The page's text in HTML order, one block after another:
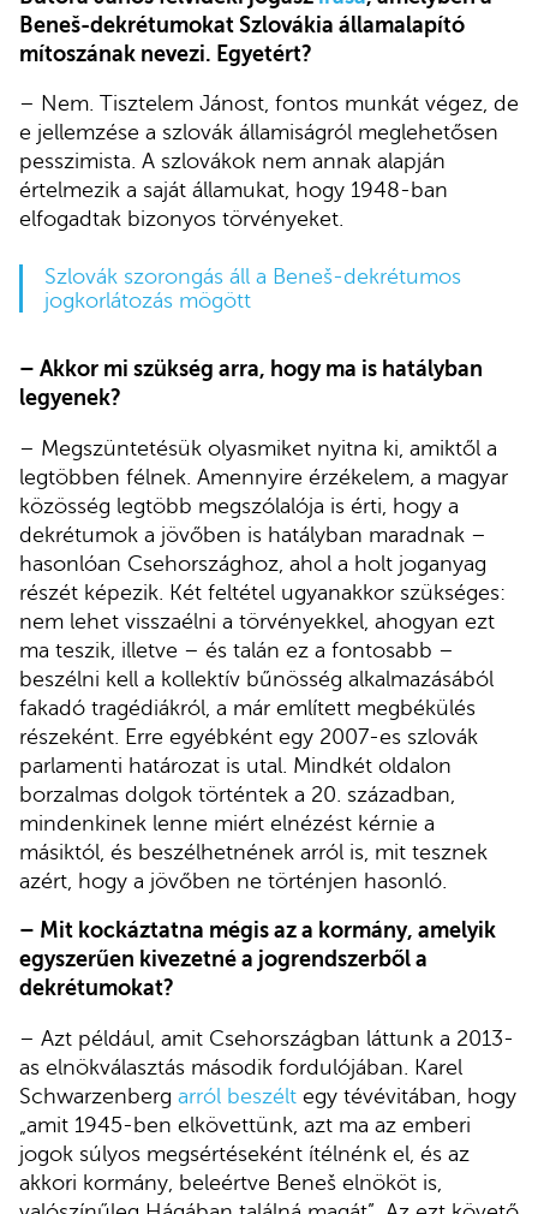
Beneš-dekrétumokat Szlovákia államalapító
mítoszának nevezi. Egyetért?
– Nem. Tisztelem Jánost, fontos munkát végez, de
e jellemzése a szlovák államiságról meglehetősen
pesszimista. A szlovákok nem annak alapján
értelmezik a saját államukat, hogy 1948-ban
elfogadtak bizonyos törvényeket.
Szlovák szorongás áll a Beneš-dekrétumos
jogkorlátozás mögött
– Akkor mi szükség arra, hogy ma is hatályban
legyenek?
– Megszüntetésük olyasmiket nyitna ki, amiktől a
legtöbben félnek. Amennyire érzékelem, a magyar
közösség legtöbb megszólalója is érti, hogy a
dekrétumok a jövőben is hatályban maradnak –
hasonlóan Csehországhoz, ahol a holt joganyag
részét képezik. Két feltétel ugyanakkor szükséges:
nem lehet visszaélni a törvényekkel, ahogyan ezt
ma teszik, illetve – és talán ez a fontosabb –
beszélni kell a kollektív bűnösség alkalmazásából
fakadó tragédiákról, a már említett megbékülés
részeként. Erre egyébként egy 2007-es szlovák
parlamenti határozat is utal. Mindkét oldalon
borzalmas dolgok történtek a 20. században,
mindenkinek lenne miért elnézést kérnie a
másiktól, és beszélhetnének arról is, mit tesznek
azért, hogy a jövőben ne történjen hasonló.
– Mit kockáztatna mégis az a kormány, amelyik
egyszerűen kivezetné a jogrendszerből a
dekrétumokat?
– Azt például, amit Csehországban láttunk a 2013-
as elnökválasztás második fordulójában. Karel
Schwarzenberg arról beszélt egy tévévitában, hogy
„amit 1945-ben elkövettünk, azt ma az emberi
jogok súlyos megsértéseként ítélnénk el, és az
akkori kormány, beleértve Beneš elnököt is,